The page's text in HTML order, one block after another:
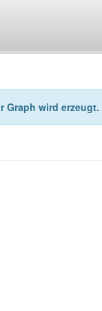
Graph wird erzeugt.